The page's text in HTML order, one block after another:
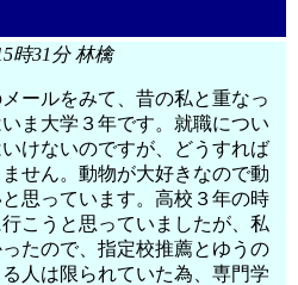
時31分 林檎
ールをみて、昔の私と重なっ
ま大学３年です。就職につい
けないのですが、どうすれば
せん。動物が大好きなので動
思っています。高校３年の時
こうと思っていましたが、私
たので、指定校推薦とゆうの
人は限られていた為、専門学